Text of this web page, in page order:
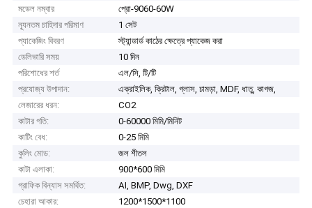
মডেল নম্বার
প্রো-9060-60W
ন্যূনতম চাহিদার পরিমাণ
1 সেট
প্যাকেজিং বিবরণ
স্ট্যান্ডার্ড কাঠের ক্ষেত্রে প্যাকেজ করা
ডেলিভারি সময়
10 দিন
পরিশোধের শর্ত
এল/সি, টি/টি
প্রযোজ্য উপাদান:
এক্রাইলিক, ক্রিটাল, গ্লাস, চামড়া, MDF, ধাতু, কাগজ,
লেজারের ধরন:
CO2
কাটার গতি:
0-60000 মিমি/মিনিট
কাটিং বেধ:
0-25 মিমি
কুলিং মোড:
জল শীতল
কাটা এলাকা:
900*600 মিমি
গ্রাফিক বিন্যাস সমর্থিত:
AI, BMP, Dwg, DXF
চেহারা আকার:
1200*1500*1100